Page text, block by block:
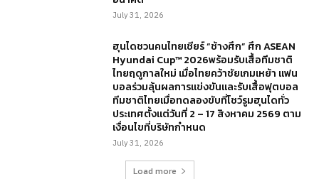
July 31, 2026
ฮุนไดชวนคนไทยเชียร์ “ช้างศึก” ศึก ASEAN
Hyundai Cup™ 2026พร้อมรับเสื้อทีมชาติ
ไทยฤดูกาลใหม่ เมื่อไทยคว้าชัยเกมเหย้า แฟน
บอลร่วมลุ้นผลการแข่งขันและรับเสื้อฟุตบอล
ทีมชาติไทยเมื่อทดลองขับที่โชว์รูมฮุนไดทั่ว
ประเทศตั้งแต่วันที่ 2 – 17 สิงหาคม 2569 ตาม
เงื่อนไขที่บริษัทกำหนด
July 31, 2026
Load more